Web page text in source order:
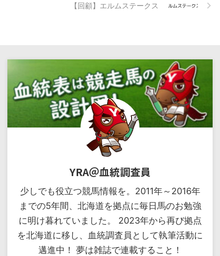
【回顧】エルムステークス
YRA＠血統調査員
少しでも役立つ競馬情報を。2011年～2016年
までの5年間、北海道を拠点に毎日馬のお勉強
に明け暮れていました。 2023年から再び拠点
を北海道に移し、血統調査員として執筆活動に
邁進中！ 夢は雑誌で連載すること！